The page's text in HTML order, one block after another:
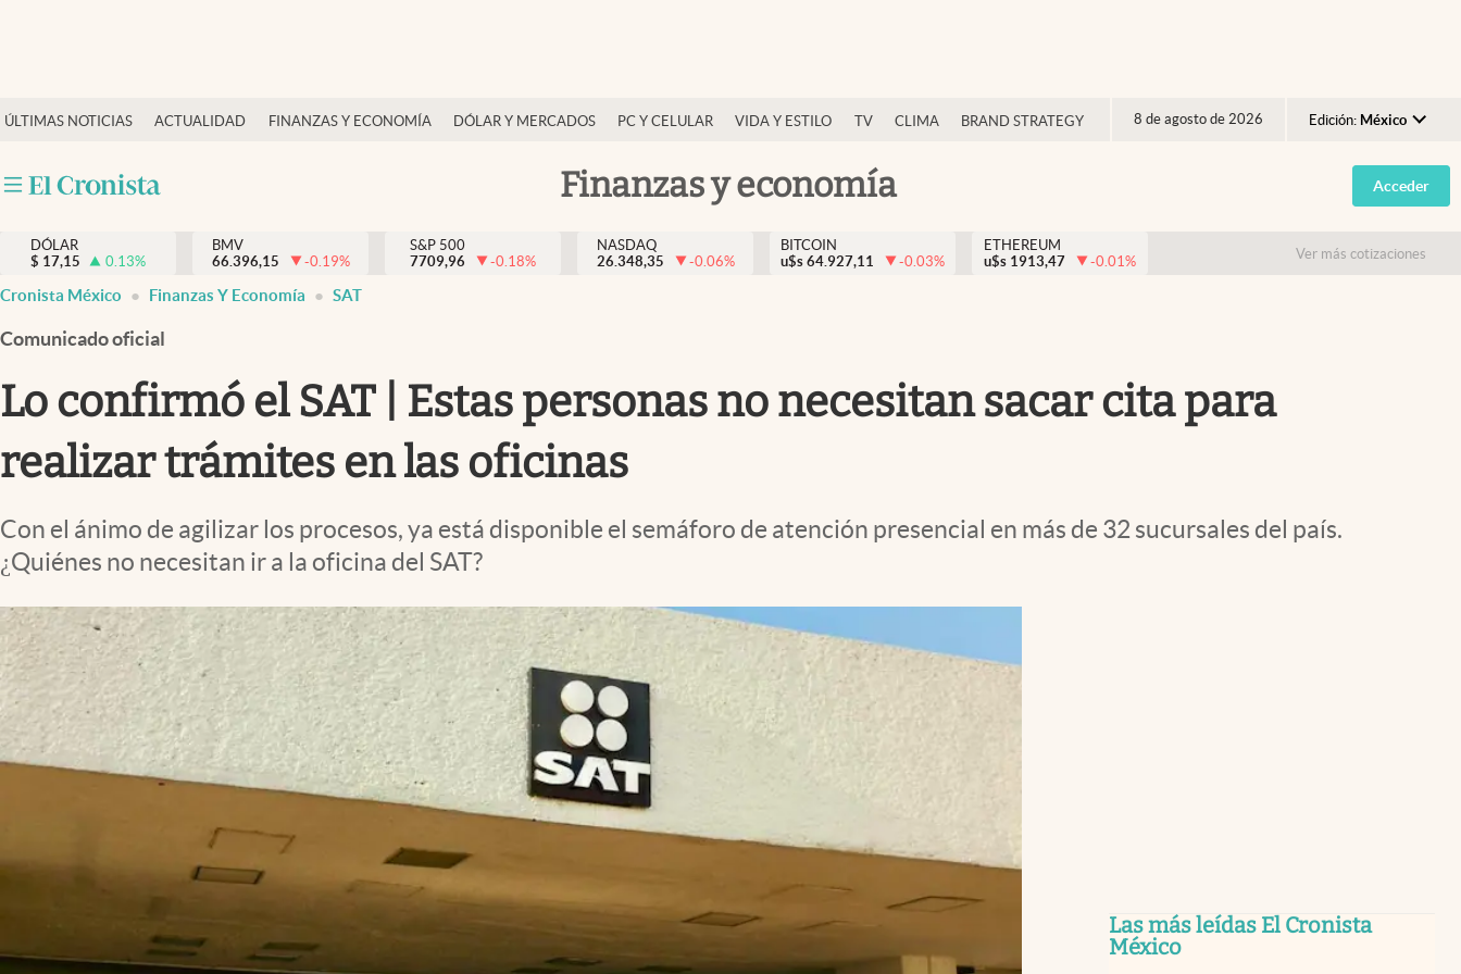
ÚLTIMAS NOTICIAS ACTUALIDAD FINANZAS Y ECONOMÍA DÓLAR Y MERCADOS PC Y CELULAR VIDA Y ESTILO TV CLIMA BRAND STRATEGY 8 de agosto de 2026 Edición: México
Argentina
España
USA
Finanzas y economía
Actualidad
Internacionales
Opinión
Brand Strategy
Vida y estilo
Tv
Espiritualidad
Mediakit
abre en nueva pestaña
Acceder
DÓLAR
$ 17,15 0.13%
BMV
66.396,15
-0.19%
S&P 500
7709,96
-0.18%
NASDAQ
26.348,35
-0.06%
BITCOIN
u$s 64.927,11 -0.03%
ETHEREUM
u$s 1913,47 -0.01% Ver más cotizaciones
Cronista México Finanzas Y Economía SAT
Comunicado oficial
Lo confirmó el SAT | Estas personas no necesitan sacar cita para
realizar trámites en las oficinas
Con el ánimo de agilizar los procesos, ya está disponible el semáforo de atención presencial en más de 32 sucursales del país.
¿Quiénes no necesitan ir a la oficina del SAT?
Las más leídas El Cronista
México